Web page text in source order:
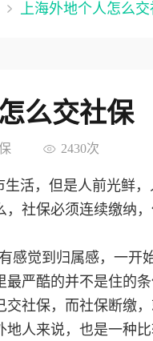
上海外地个人怎么
么交社保
2430次
生活，但是人前光鲜
，社保必须连续缴纳
感觉到归属感，一开
最严酷的并不是住的
交社保，而社保断缴
地人来说，也是一